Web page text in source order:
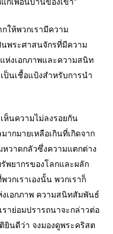
พวกเรามีความ
พระศาสนจักรที่มีความ
ห่งเอกภาพและความสนิท
นเชื้อแป้งสำหรับการนำ
ความไม่ลงรอยกัน
ากมายเหลือเกินที่เกิดจาก
วาดกลัวซึ่งความแตกต่าง
พยากรของโลกและผลัก
กเราเองนั้น พวกเราก็
งเอกภาพ ความสนิทสัมพันธ์
าย่อมปรารถนาจะกล่าวต่อ
นดีว่า จงมองดูพระคริสต